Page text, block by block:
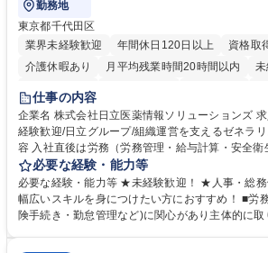
勤務地
東京都千代田区
業界未経験歓迎
年間休日120日以上
資格取
介護休暇あり
月平均残業時間20時間以内
住宅手当あり
育休あり
完全週休2日制 交通費支給 土日
仕事の内容
企業名 株式会社日立医薬情報ソリューションズ 求人名 【総務・人事】未
経験歓迎/日立グループ/組織運営を支えるゼネラリスト
容 入社直後は労務（労務管理・給与計算・安全衛
任せいたします。将来は総務・採用・教育業務へ
営を支えるゼネラリストをめざせます。 ・初期業務：労働時間管理、給与
計算、社会保険対応、福利厚生管理、安全衛生、
します。ご経験に応じて、休職者管理など、幅広
必要な経験・能力等
必要な経験・能力等 ★未経験歓迎！ ★人事・総務
幅広いスキルを身につけたい方におすすめ！ ■労務管理(給与計算・社会保
険手続き・勤怠管理など)に関心があり主体的に